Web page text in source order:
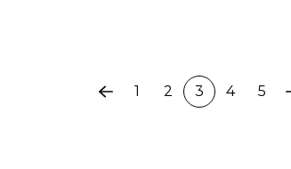
Page1 2 3 4 5